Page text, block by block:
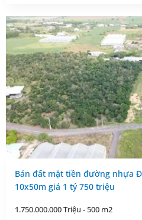
Bán đất mặt tiền đường nhựa
10x50m giá 1 tỷ 750 triệu
1.750.000.000 Triệu - 500 m2